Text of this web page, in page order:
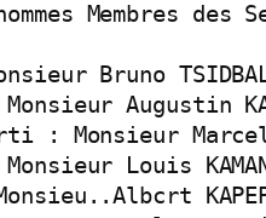
Membres des
Bruno
Augustin
: Monsieur Marcel
Louis